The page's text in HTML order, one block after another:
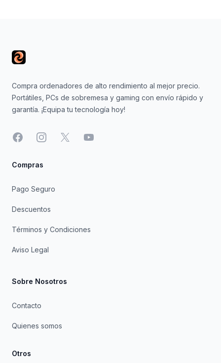
Compra ordenadores de alto rendimiento al mejor precio.
Portátiles, PCs de sobremesa y gaming con envío rápido y
garantía. ¡Equipa tu tecnología hoy!
FacebookInstagram
X YouTube
Compras
Pago Seguro
Descuentos
Términos y Condiciones
Aviso Legal
Sobre Nosotros
Contacto
Quienes somos
Otros